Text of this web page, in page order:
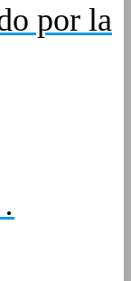
por la